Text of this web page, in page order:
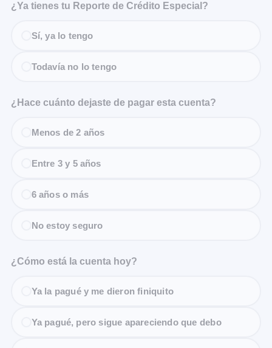
¿Ya tienes tu Reporte de Crédito Especial?
Sí, ya lo tengo
Todavía no lo tengo
¿Hace cuánto dejaste de pagar esta cuenta?
Menos de 2 años
Entre 3 y 5 años
6 años o más
No estoy seguro
¿Cómo está la cuenta hoy?
Ya la pagué y me dieron finiquito
Ya pagué, pero sigue apareciendo que debo